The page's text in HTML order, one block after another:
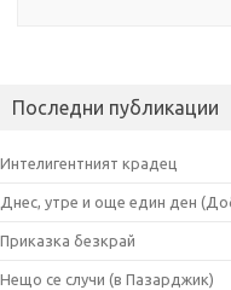
Последни публикации
Интелигентният крадец
Днес, утре и още един ден
Приказка безкрай
Нещо се случи (в Пазарджик)